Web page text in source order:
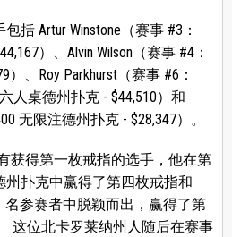
括 Artur Winstone（赛事 #3：
）、Alvin Wilson（赛事 #4：
）、Roy Parkhurst（赛事 #6：
人桌德州扑克 - $44,510）和
无限注德州扑克 - $28,347）。
获得第一枚戒指的选手，他在第
州扑克中赢得了第四枚戒指和
名参赛者中脱颖而出，赢得了第
这位北卡罗莱纳州人随后在赛事